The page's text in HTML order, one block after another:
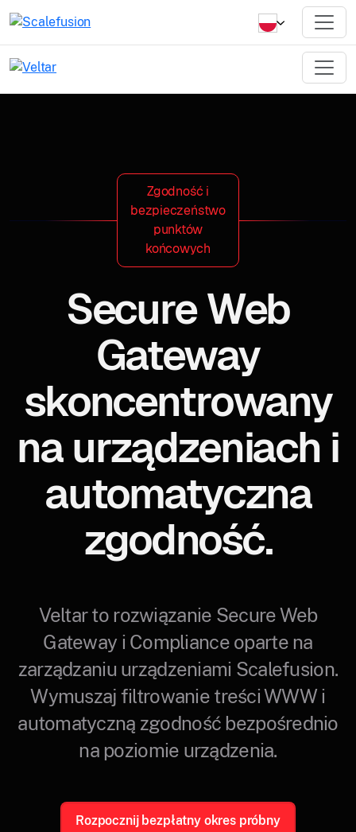
Zgodność i
bezpieczeństwo
punktów
końcowych
Secure Web
Gateway
skoncentrowany
na urządzeniach i
automatyczna
zgodność.
Veltar to rozwiązanie Secure Web
Gateway i Compliance oparte na
zarządzaniu urządzeniami Scalefusion.
Wymuszaj filtrowanie treści WWW i
automatyczną zgodność bezpośrednio
na poziomie urządzenia.
Rozpocznij bezpłatny okres próbny